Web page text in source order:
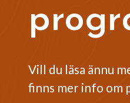
Vill du läsa ännu
finns mer info om